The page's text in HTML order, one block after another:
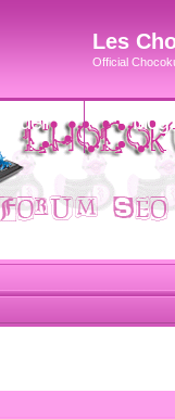
Les
Official
accueil blog